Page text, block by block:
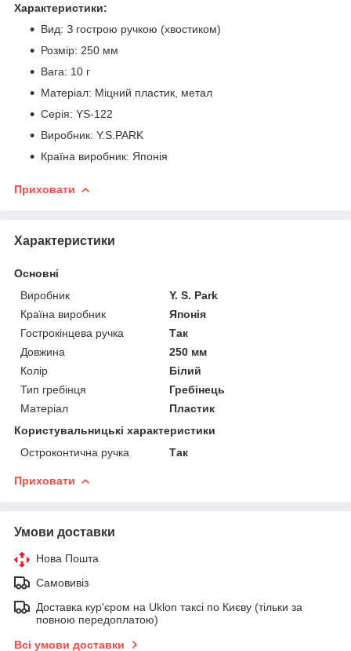
Характеристики:
Вид: З гострою ручкою (хвостиком)
Розмір: 250 мм
Вага: 10 г
Матеріал: Міцний пластик, метал
Серія: YS-122
Виробник: Y.S.PARK
Країна виробник: Японія
Приховати
Характеристики
Основні
Виробник
Y. S. Park
Країна виробник
Японія
Гострокінцева ручка
Так
Довжина
250 мм
Колір
Білий
Тип гребінця
Гребінець
Матеріал
Пластик
Користувальницькі характеристики
Остроконтична ручка
Так
Приховати
Умови доставки
Нова Пошта
Самовивіз
Доставка кур'єром на Uklon таксі по Києву (тільки за
повною передоплатою)
Всі умови доставки